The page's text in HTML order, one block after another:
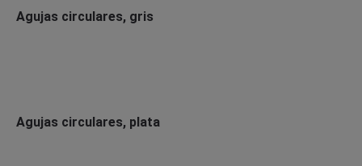
Agujas circulares, gris
Agujas circulares, plata